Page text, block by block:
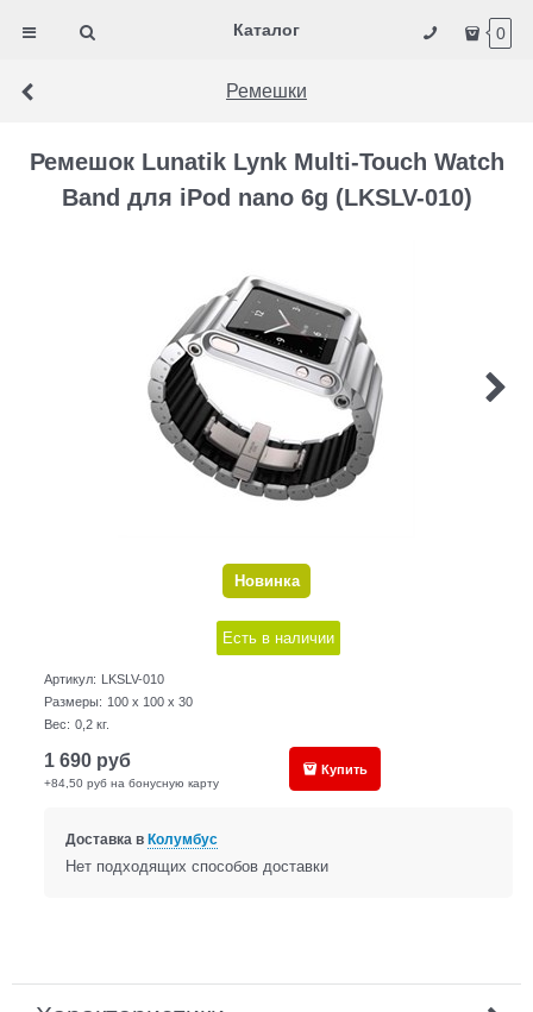
Каталог 0
Ремешки
Ремешок Lunatik Lynk Multi-Touch Watch
Band для iPod nano 6g (LKSLV-010)
Новинка
Есть в наличии
Артикул: LKSLV-010
Размеры: 100 x 100 x 30
Вес: 0,2 кг.
1 690 руб
+84,50 руб на бонусную карту
Купить
Доставка в Колумбус
Нет подходящих способов доставки